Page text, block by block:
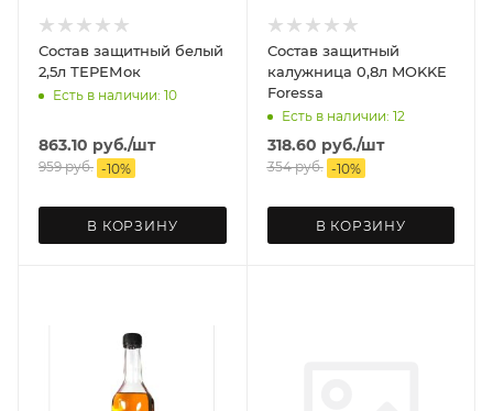
Состав защитный белый
2,5л ТЕРЕМок
Есть в наличии: 10
863.10 руб./шт
959руб. -10%
В КОРЗИНУ
Состав защитный
калужница 0,8л MOKKE
Foressa
Есть в наличии: 12
318.60 руб./шт
354руб. -10%
В КОРЗИНУ